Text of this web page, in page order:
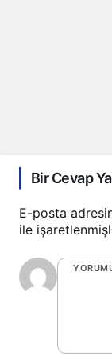
Bir Cevap
E-posta
ile